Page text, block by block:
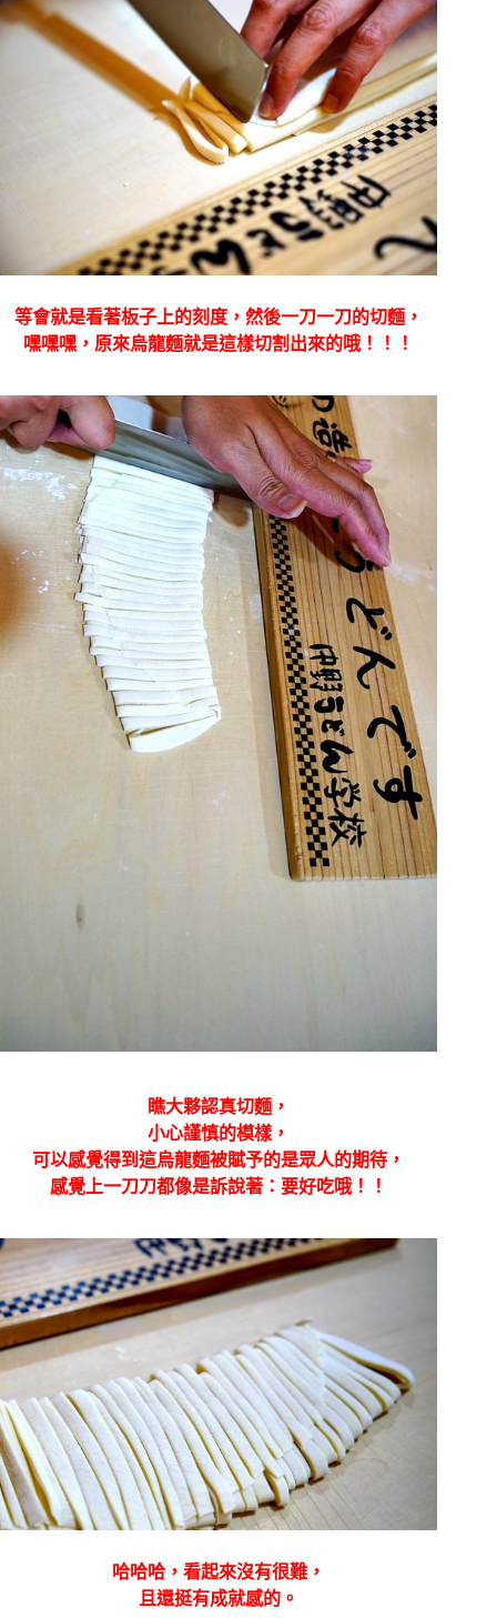
等會就是看著板子上的刻度，然後一刀一刀的切麵，
嘿嘿嘿，原來烏龍麵就是這樣切割出來的哦！！！
瞧大夥認真切麵，
小心謹慎的模樣，
可以感覺得到這烏龍麵被賦予的是眾人的期待，
感覺上一刀刀都像是訴說著：要好吃哦！！
哈哈哈，看起來沒有很難，
且還挺有成就感的。